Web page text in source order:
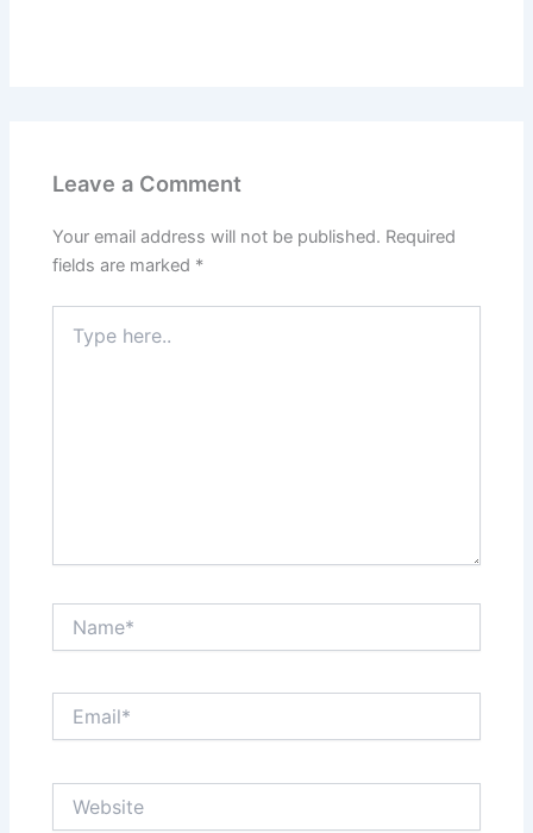
Leave a Comment
Your email address will not be published. Required
fields are marked *
here..